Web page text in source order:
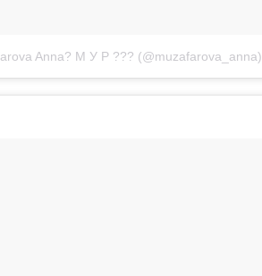
Anna? М У Р ??? (@muzafarova_anna)